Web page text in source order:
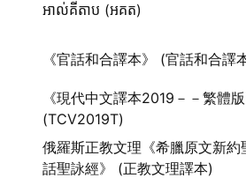
អាល់គីតាប (អគត)
《官話和合譯本》 (官話和合譯
《現代中文譯本2019－－繁體版
(TCV2019T)
俄羅斯正教文理《希臘原文新約
話聖詠經》 (正教文理譯本)